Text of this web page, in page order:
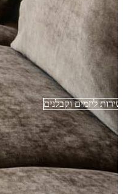
שירות ליזמים וקבלנים